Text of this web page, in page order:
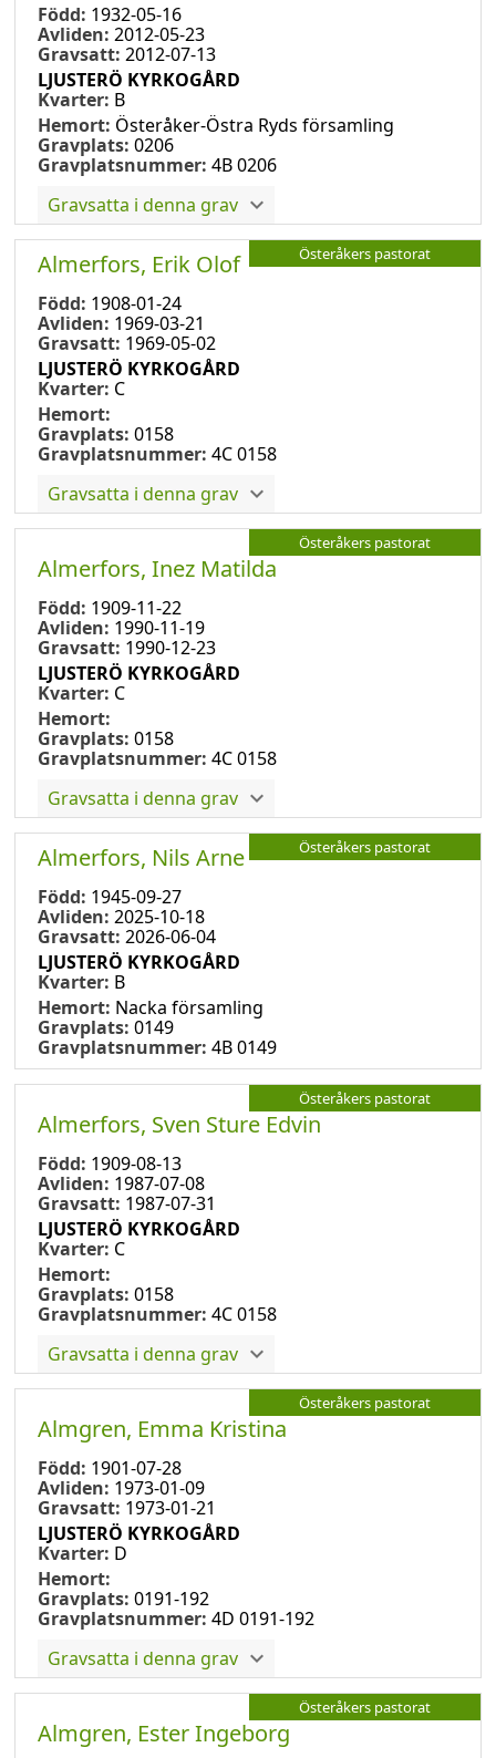
Född: 1932-05-16
Avliden: 2012-05-23
Gravsatt: 2012-07-13
LJUSTERÖ KYRKOGÅRD
Kvarter: B
Hemort: Österåker-Östra Ryds församling
Gravplats: 0206
Gravplatsnummer: 4B 0206
Gravsatta i denna grav
Österåkers pastorat
Almerfors, Erik Olof
Född: 1908-01-24
Avliden: 1969-03-21
Gravsatt: 1969-05-02
LJUSTERÖ KYRKOGÅRD
Kvarter: C
Hemort:
Gravplats: 0158
Gravplatsnummer: 4C 0158
Gravsatta i denna grav
Österåkers pastorat
Almerfors, Inez Matilda
Född: 1909-11-22
Avliden: 1990-11-19
Gravsatt: 1990-12-23
LJUSTERÖ KYRKOGÅRD
Kvarter: C
Hemort:
Gravplats: 0158
Gravplatsnummer: 4C 0158
Gravsatta i denna grav
Österåkers pastorat
Almerfors, Nils Arne
Född: 1945-09-27
Avliden: 2025-10-18
Gravsatt: 2026-06-04
LJUSTERÖ KYRKOGÅRD
Kvarter: B
Hemort: Nacka församling
Gravplats: 0149
Gravplatsnummer: 4B 0149
Österåkers pastorat
Almerfors, Sven Sture Edvin
Född: 1909-08-13
Avliden: 1987-07-08
Gravsatt: 1987-07-31
LJUSTERÖ KYRKOGÅRD
Kvarter: C
Hemort:
Gravplats: 0158
Gravplatsnummer: 4C 0158
Gravsatta i denna grav
Österåkers pastorat
Almgren, Emma Kristina
Född: 1901-07-28
Avliden: 1973-01-09
Gravsatt: 1973-01-21
LJUSTERÖ KYRKOGÅRD
Kvarter: D
Hemort:
Gravplats: 0191-192
Gravplatsnummer: 4D 0191-192
Gravsatta i denna grav
Österåkers pastorat
Almgren, Ester Ingeborg